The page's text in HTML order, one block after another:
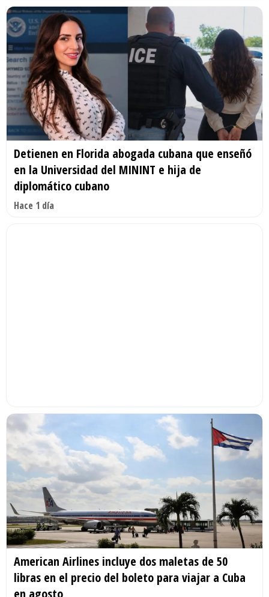
Detienen en Florida abogada cubana que enseñó
en la Universidad del MININT e hija de
diplomático cubano
Hace 1 día
American Airlines incluye dos maletas de 50
libras en el precio del boleto para viajar a Cuba
en agosto